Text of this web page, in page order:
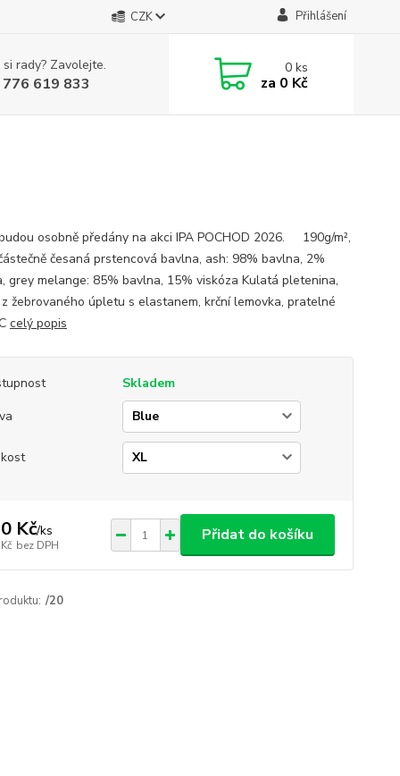
CZK Přihlášení
rady? Zavolejte.
619 833
0ks
za 0 Kč
osobně předány na akci IPA POCHOD 2026. 190g/m²,
česaná prstencová bavlna, ash: 98% bavlna, 2%
grey melange: 85% bavlna, 15% viskóza Kulatá pletenina,
žebrovaného úpletu s elastanem, krční lemovka, pratelné
celý popis
Skladem
Kč/ks
bez DPH
Přidat do košíku
/20